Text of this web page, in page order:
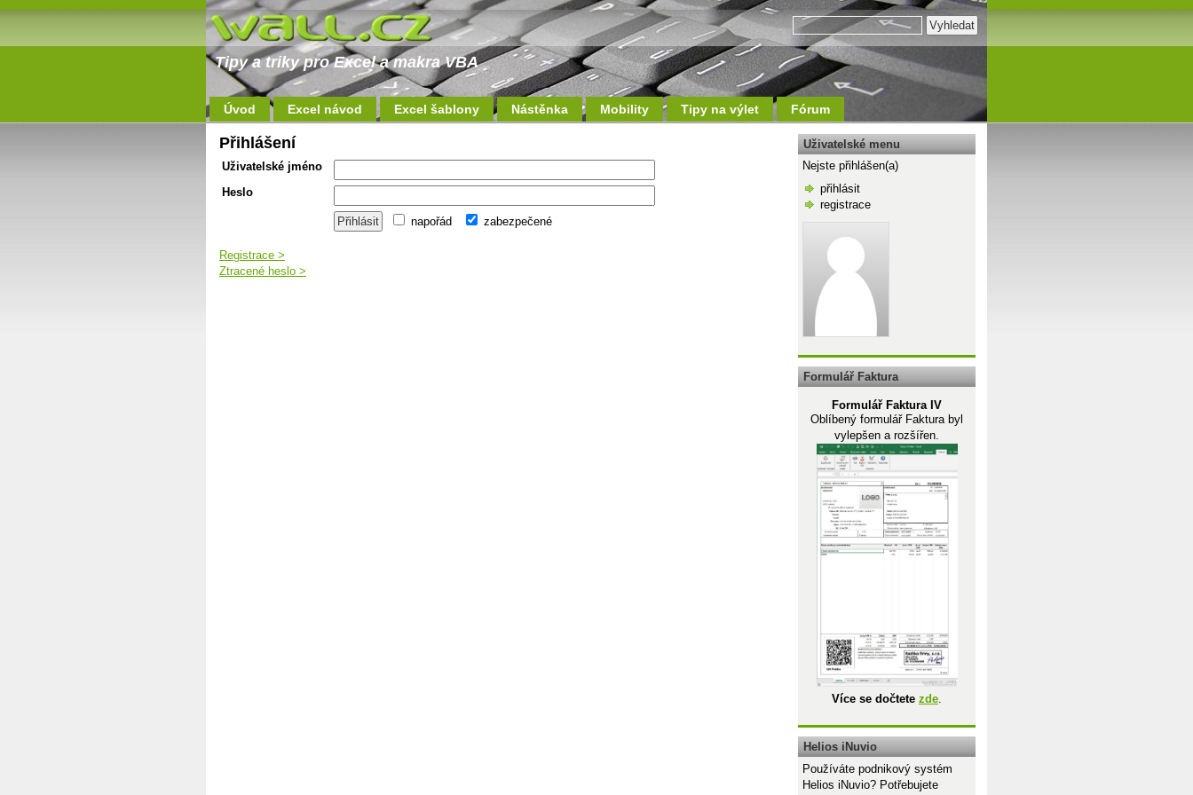
Tipy a triky pro Excel a makra VBA
Úvod Excel návod Excel šablony Nástěnka Mobility Tipy na výlet Fórum
Přihlášení
Uživatelské jméno
Heslo
napořád zabezpečené
Registrace >
Ztracené heslo >
Uživatelské menu
Nejste přihlášen(a)
přihlásit
registrace
Formulář Faktura
Formulář Faktura IV
Oblíbený formulář Faktura byl
vylepšen a rozšířen.
Více se dočtete zde.
Helios iNuvio
Používáte podnikový systém
Helios iNuvio? Potřebujete